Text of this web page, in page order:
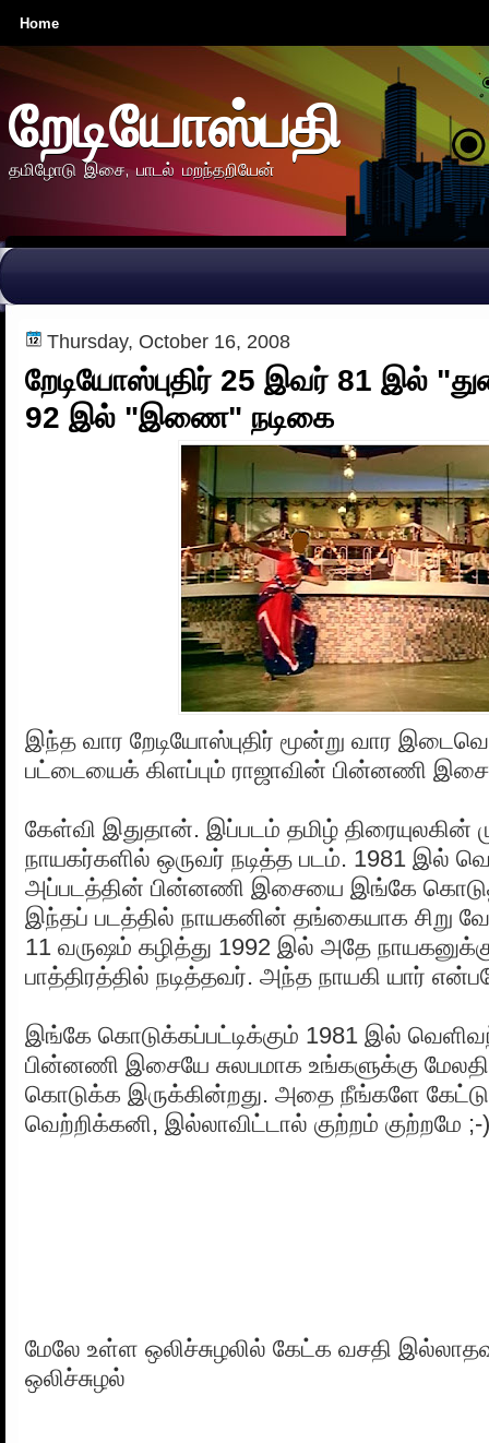
Home
றேடியோஸ்பதி
தமிழோடு இசை, பாடல் மறந்தறியேன்
Thursday, October 16, 2008
றேடியோஸ்புதிர் 25 இவர் 81 இல்
92 இல் "இணை" நடிகை
இந்த வார றேடியோஸ்புதிர் மூன்று வார
பட்டையைக் கிளப்பும் ராஜாவின் பின்னணி
கேள்வி இதுதான். இப்படம் தமிழ்
நாயகர்களில் ஒருவர் நடித்த படம். 1981 இல்
அப்படத்தின் பின்னணி இசையை இங்கே
இந்தப் படத்தில் நாயகனின் தங்கையாக சிறு
11 வருஷம் கழித்து 1992 இல் அதே
பாத்திரத்தில் நடித்தவர். அந்த நாயகி யார்
இங்கே கொடுக்கப்பட்டிக்கும் 1981 இல்
பின்னணி இசையே சுலபமாக உங்களுக்கு
கொடுக்க இருக்கின்றது. அதை நீங்களே கேட்டுப்
வெற்றிக்கனி, இல்லாவிட்டால் குற்றம் குற்றமே ;-)
மேலே உள்ள ஒலிச்சுழலில் கேட்க வசதி
ஒலிச்சுழல்